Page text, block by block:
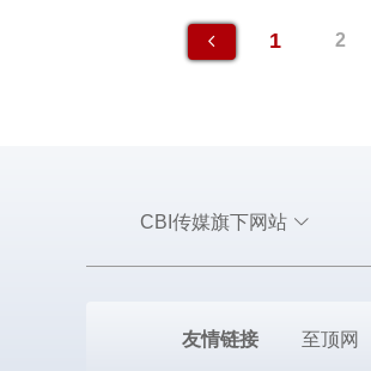
1 2
CBI传媒旗下网站
友情链接 至顶网